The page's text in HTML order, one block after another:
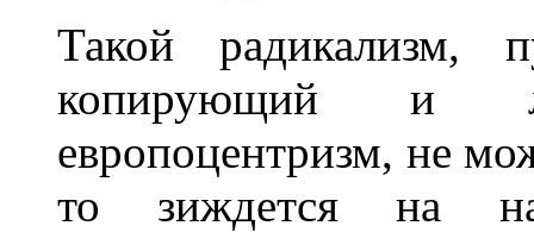
Такой радикализм,
копирующий и
европоцентризм, не
то зиждется на